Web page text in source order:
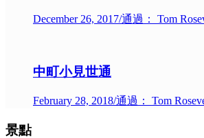
December 26, 2017/通過： Tom
中町小見世通
February 28, 2018/通過： Tom
景點